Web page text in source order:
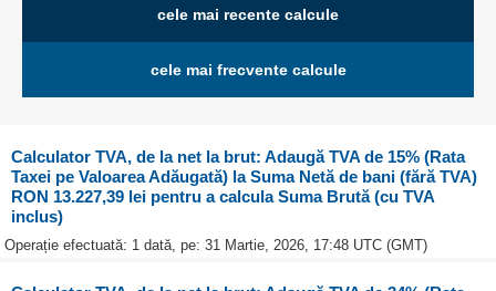
cele mai recente calcule
cele mai frecvente calcule
Calculator TVA, de la net la brut: Adaugă TVA de 15% (Rata
Taxei pe Valoarea Adăugată) la Suma Netă de bani (fără TVA)
RON 13.227,39 lei pentru a calcula Suma Brută (cu TVA
inclus)
Operație efectuată: 1 dată, pe: 31 Martie, 2026, 17:48 UTC (GMT)